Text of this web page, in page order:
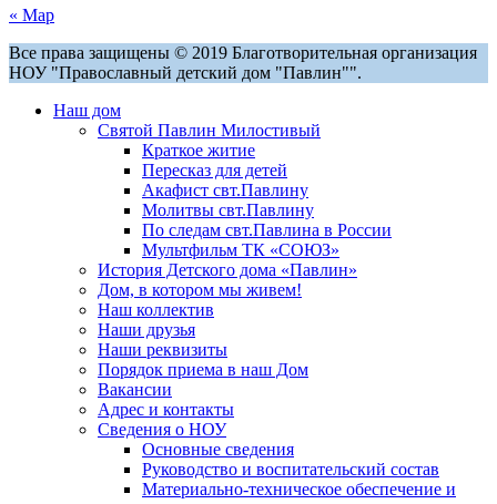
« Мар
Все права защищены © 2019 Благотворительная организация
НОУ "Православный детский дом "Павлин"".
Наш дом
Святой Павлин Милостивый
Краткое житие
Пересказ для детей
Акафист свт.Павлину
Молитвы свт.Павлину
По следам свт.Павлина в России
Мультфильм ТК «СОЮЗ»
История Детского дома «Павлин»
Дом, в котором мы живем!
Наш коллектив
Наши друзья
Наши реквизиты
Порядок приема в наш Дом
Вакансии
Адрес и контакты
Сведения о НОУ
Основные сведения
Руководство и воспитательский состав
Материально-техническое обеспечение и